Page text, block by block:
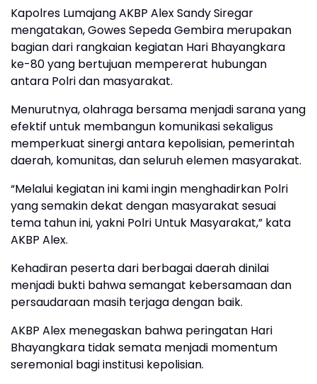
Kapolres Lumajang AKBP Alex Sandy Siregar
mengatakan, Gowes Sepeda Gembira merupakan
bagian dari rangkaian kegiatan Hari Bhayangkara
ke-80 yang bertujuan mempererat hubungan
antara Polri dan masyarakat.
Menurutnya, olahraga bersama menjadi sarana yang
efektif untuk membangun komunikasi sekaligus
memperkuat sinergi antara kepolisian, pemerintah
daerah, komunitas, dan seluruh elemen masyarakat.
“Melalui kegiatan ini kami ingin menghadirkan Polri
yang semakin dekat dengan masyarakat sesuai
tema tahun ini, yakni Polri Untuk Masyarakat,” kata
AKBP Alex.
Kehadiran peserta dari berbagai daerah dinilai
menjadi bukti bahwa semangat kebersamaan dan
persaudaraan masih terjaga dengan baik.
AKBP Alex menegaskan bahwa peringatan Hari
Bhayangkara tidak semata menjadi momentum
seremonial bagi institusi kepolisian.